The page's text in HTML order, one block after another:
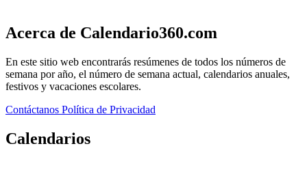
Acerca de Calendario360.com
En este sitio web encontrarás resúmenes de todos los números de
semana por año, el número de semana actual, calendarios anuales,
festivos y vacaciones escolares.
Contáctanos Política de Privacidad
Calendarios